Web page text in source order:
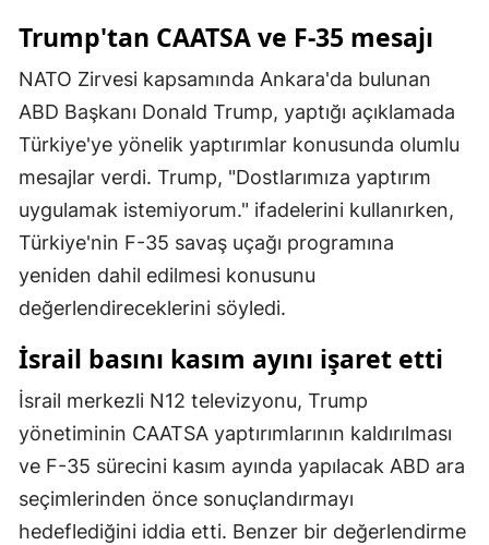
Kastamonu
Kayseri
Kırklareli
Kırşehir
Kocaeli
Konya
Manisa
Kahramanmaraş
Mardin
Muğla
Trump'tan CAATSA ve F-35 mesajı
NATO Zirvesi kapsamında Ankara'da bulunan
ABD Başkanı Donald Trump, yaptığı açıklamada
Türkiye'ye yönelik yaptırımlar konusunda olumlu
mesajlar verdi. Trump, "Dostlarımıza yaptırım
uygulamak istemiyorum." ifadelerini kullanırken,
Türkiye'nin F-35 savaş uçağı programına
yeniden dahil edilmesi konusunu
değerlendireceklerini söyledi.
İsrail basını kasım ayını işaret etti
İsrail merkezli N12 televizyonu, Trump
yönetiminin CAATSA yaptırımlarının kaldırılması
ve F-35 sürecini kasım ayında yapılacak ABD ara
seçimlerinden önce sonuçlandırmayı
hedeflediğini iddia etti. Benzer bir değerlendirme